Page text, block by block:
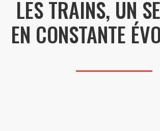
LES TRAINS, UN
EN CONSTANTE